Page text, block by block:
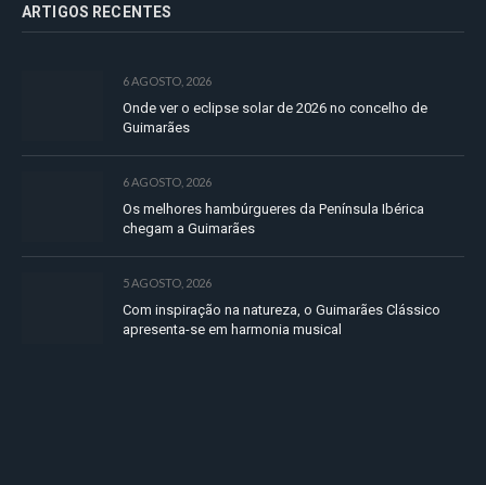
ARTIGOS RECENTES
6 AGOSTO, 2026
Onde ver o eclipse solar de 2026 no concelho de
Guimarães
6 AGOSTO, 2026
Os melhores hambúrgueres da Península Ibérica
chegam a Guimarães
5 AGOSTO, 2026
Com inspiração na natureza, o Guimarães Clássico
apresenta-se em harmonia musical